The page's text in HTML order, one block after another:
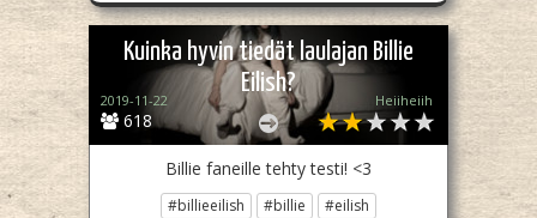
Kuinka hyvin tiedät laulajan Billie
Eilish?
618
2019-11-22 Heiiheiih
Billie faneille tehty testi! <3
#billieeilish #billie
#eilish